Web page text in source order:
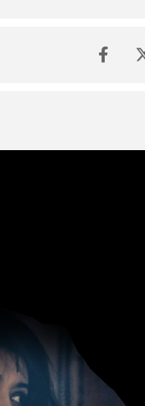
vuole ridare corpo,